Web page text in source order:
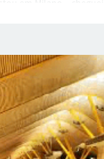
Tem um monte de
a todos e ate